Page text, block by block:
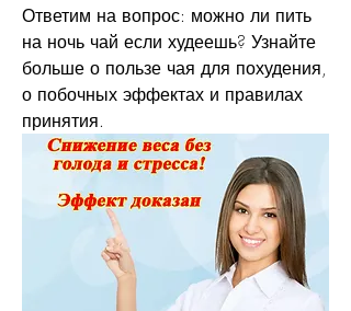
Ответим на вопрос: можно ли пить
на ночь чай если худеешь? Узнайте
больше о пользе чая для похудения,
о побочных эффектах и правилах
принятия.